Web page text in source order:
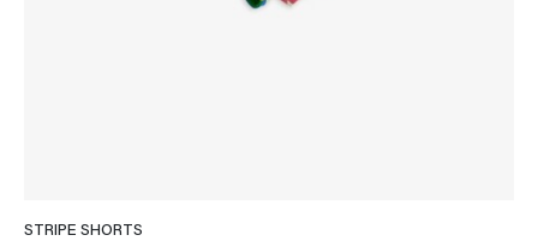
STRIPE SHORTS